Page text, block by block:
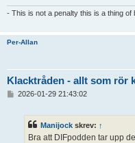
- This is not a penalty this is a thing of
Per-Allan
Klacktråden - allt som rör
2026-01-29 21:43:02
Manijock skrev: ↑
Bra att DIFpodden tar upp